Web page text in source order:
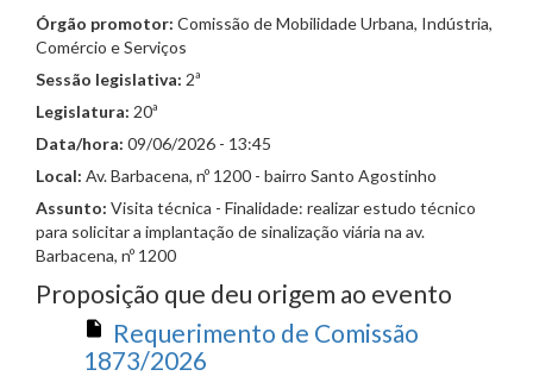
Órgão promotor: Comissão de Mobilidade Urbana, Indústria,
Comércio e Serviços
Sessão legislativa: 2ª
Legislatura: 20ª
Data/hora: 09/06/2026 - 13:45
Local: Av. Barbacena, nº 1200 - bairro Santo Agostinho
Assunto: Visita técnica - Finalidade: realizar estudo técnico
para solicitar a implantação de sinalização viária na av.
Barbacena, nº 1200
Proposição que deu origem ao evento
Requerimento de Comissão
1873/2026